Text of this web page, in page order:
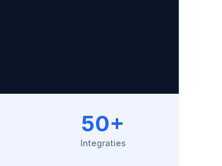
50+
Integraties